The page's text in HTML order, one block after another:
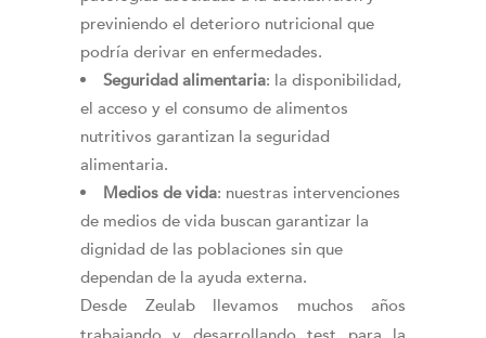
previniendo el deterioro nutricional que
podría derivar en enfermedades.
Seguridad alimentaria: la disponibilidad,
el acceso y el consumo de alimentos
nutritivos garantizan la seguridad
alimentaria.
Medios de vida: nuestras intervenciones
de medios de vida buscan garantizar la
dignidad de las poblaciones sin que
dependan de la ayuda externa.
Desde Zeulab llevamos muchos años